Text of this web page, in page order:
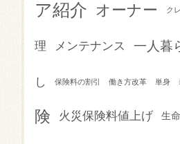
ア紹介 オーナー ク
理 メンテナンス 一人暮
し 保険料の割引 働き方改革 単身
険 火災保険料値上げ 生